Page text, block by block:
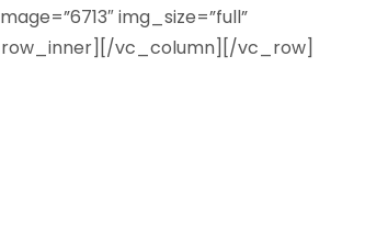
img_size=”full”
vc_column][/vc_row]